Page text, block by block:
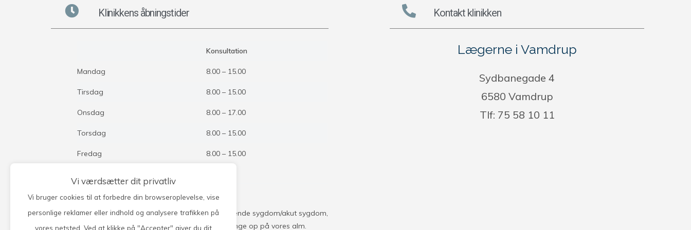
Klinikkens åbningstider
Konsultation
Mandag 8.00 – 15.00
Tirsdag 8.00 – 15.00
Onsdag 8.00 – 17.00
Torsdag 8.00 – 15.00
Fredag 8.00 – 15.00
Vores AKUT-telefon er åbent kl. 8-16 for livstruende sygdom/akut sygdom,
der ikke kan vente til næste dag. Du skal blot ringe op på vores alm.
Kontakt klinikken
Lægerne i Vamdrup
Sydbanegade 4
6580 Vamdrup
Tlf: 75 58 10 11
Vi værdsætter dit privatliv
Vi bruger cookies til at forbedre din browseroplevelse, vise
personlige reklamer eller indhold og analysere trafikken på
vores netsted. Ved at klikke på "Accepter" giver du dit